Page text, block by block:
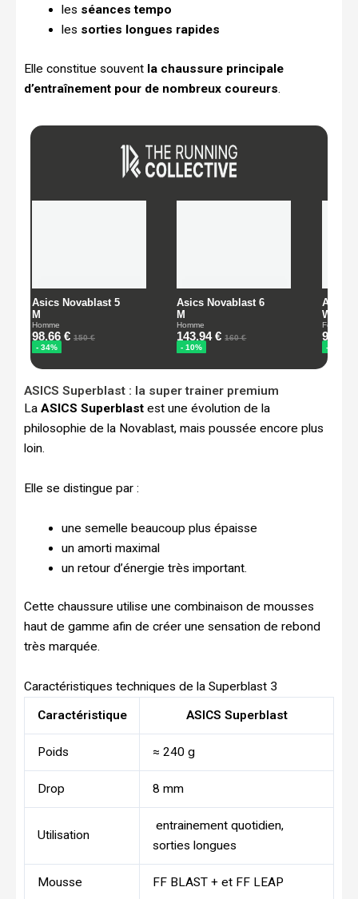
les séances tempo
les sorties longues rapides
Elle constitue souvent la chaussure principale
d’entraînement pour de nombreux coureurs.
ASICS Superblast : la super trainer premium
La ASICS Superblast est une évolution de la
philosophie de la Novablast, mais poussée encore plus
loin.
Elle se distingue par :
une semelle beaucoup plus épaisse
un amorti maximal
un retour d’énergie très important.
Cette chaussure utilise une combinaison de mousses
haut de gamme afin de créer une sensation de rebond
très marquée.
Caractéristiques techniques de la Superblast 3
Caractéristique
ASICS Superblast
Poids ≈ 240 g
Drop 8 mm
Utilisation
entrainement quotidien,
sorties longues
Mousse FF BLAST + et FF LEAP